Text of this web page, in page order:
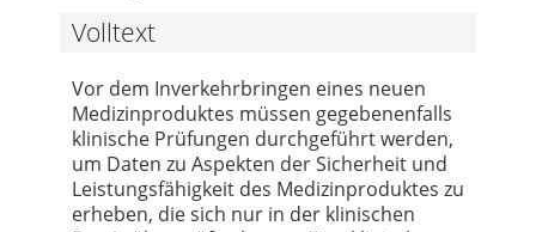
Volltext
Vor dem Inverkehrbringen eines neuen
Medizinproduktes müssen gegebenenfalls
klinische Prüfungen durchgeführt werden,
um Daten zu Aspekten der Sicherheit und
Leistungsfähigkeit des Medizinproduktes zu
erheben, die sich nur in der klinischen